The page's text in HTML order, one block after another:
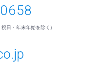
日・年末年始を除く)